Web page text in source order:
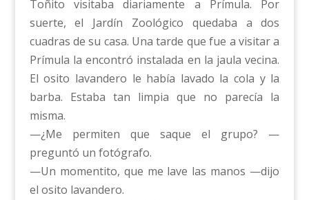
Toñito visitaba diariamente a Prímula. Por
suerte, el Jardín Zoológico quedaba a dos
cuadras de su casa. Una tarde que fue a visitar a
Prímula la encontró instalada en la jaula vecina.
El osito lavandero le había lavado la cola y la
barba. Estaba tan limpia que no parecía la
misma.
—¿Me permiten que saque el grupo? —
preguntó un fotógrafo.
—Un momentito, que me lave las manos —dijo
el osito lavandero.